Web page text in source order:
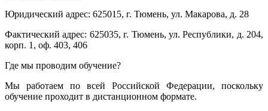
Юридический адрес: 625015, г. Тюмень, ул. Макарова, д. 28
Фактический адрес: 625035, г. Тюмень, ул. Республики, д. 204,
корп. 1, оф. 403, 406
Где мы проводим обучение?
Мы работаем по всей Российской Федерации, поскольку
обучение проходит в дистанционном формате.